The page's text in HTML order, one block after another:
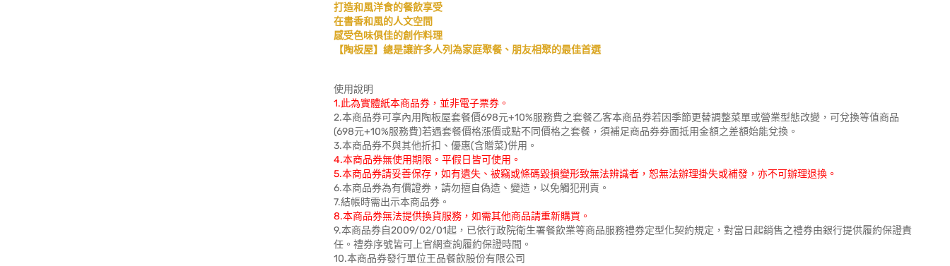
打造和風洋食的餐飲享受
在書香和風的人文空間
感受色味俱佳的創作料理
【陶板屋】總是讓許多人列為家庭聚餐、朋友相聚的最佳首選
使用說明
1.此為實體紙本商品券，並非電子票券。
2.本商品券可享內用陶板屋套餐價698元+10%服務費之套餐乙客本商品券若因季節更替調整菜單或營業型態改變，可兌換等值商品
(698元+10%服務費)若遇套餐價格漲價或點不同價格之套餐，須補足商品券券面抵用金額之差額始能兌換。
3.本商品券不與其他折扣、優惠(含贈菜)併用。
4.本商品券無使用期限。平假日皆可使用。
5.本商品券請妥善保存，如有遺失、被竊或條碼毀損變形致無法辨識者，恕無法辦理掛失或補發，亦不可辦理退換。
6.本商品券為有價證券，請勿擅自偽造、變造，以免觸犯刑責。
7.結帳時需出示本商品券。
8.本商品券無法提供換貨服務，如需其他商品請重新購買。
9.本商品券自2009/02/01起，已依行政院衛生署餐飲業等商品服務禮券定型化契約規定，對當日起銷售之禮券由銀行提供履約保證責
任。禮券序號皆可上官網查詢履約保證時間。
10.本商品券發行單位王品餐飲股份有限公司